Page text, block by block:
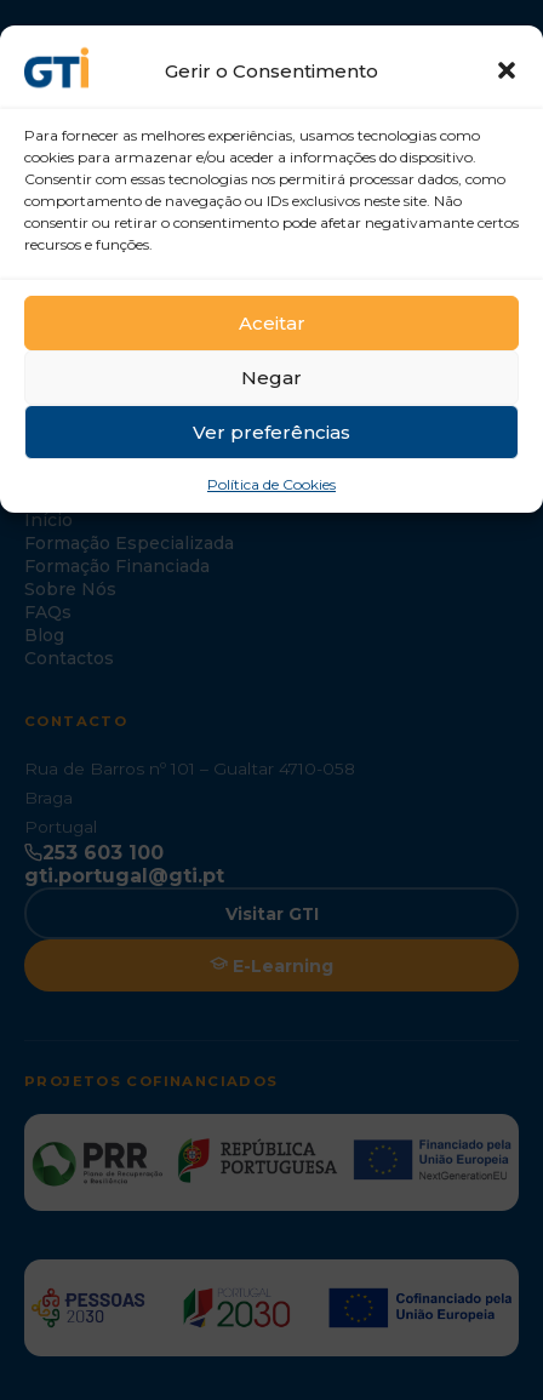
Gerir o Consentimento
Para fornecer as melhores experiências, usamos tecnologias como
cookies para armazenar e/ou aceder a informações do dispositivo.
Consentir com essas tecnologias nos permitirá processar dados, como
comportamento de navegação ou IDs exclusivos neste site. Não
consentir ou retirar o consentimento pode afetar negativamante certos
recursos e funções.
Aceitar
Negar
Ver preferências
Política de Cookies
Desenvolvemos Pessoas e Organizações
GTI Portugal – Formação Profissional, S.A.
Início
Formação Especializada
Formação Financiada
Sobre Nós
FAQs
Blog
Contactos
CONTACTO
Rua de Barros nº 101 – Gualtar 4710-058
Braga
Portugal
253 603 100
gti.portugal@gti.pt
Visitar GTI
E-Learning
PROJETOS COFINANCIADOS